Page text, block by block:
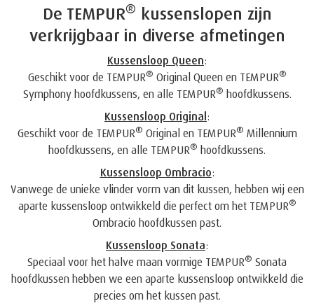
De TEMPUR® kussenslopen zijn
verkrijgbaar in diverse afmetingen
Kussensloop Queen:
Geschikt voor de TEMPUR® Original Queen en TEMPUR®
Symphony hoofdkussens, en alle TEMPUR® hoofdkussens.
Kussensloop Original :
Geschikt voor de TEMPUR® Original en TEMPUR® Millennium
hoofdkussens, en alle TEMPUR® hoofdkussens.
Kussensloop Ombracio:
Vanwege de unieke vlinder vorm van dit kussen, hebben wij een
aparte kussensloop ontwikkeld die perfect om het TEMPUR®
Ombracio hoofdkussen past.
Kussensloop Sonata:
Speciaal voor het halve maan vormige TEMPUR® Sonata
hoofdkussen hebben we een aparte kussensloop ontwikkeld die
precies om het kussen past.